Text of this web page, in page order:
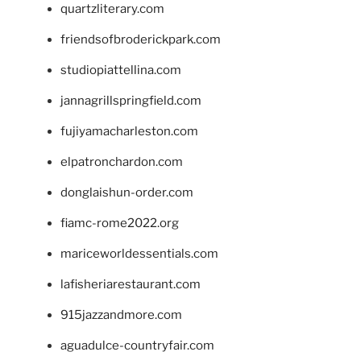
quartzliterary.com
friendsofbroderickpark.com
studiopiattellina.com
jannagrillspringfield.com
fujiyamacharleston.com
elpatronchardon.com
donglaishun-order.com
fiamc-rome2022.org
mariceworldessentials.com
lafisheriarestaurant.com
915jazzandmore.com
aguadulce-countryfair.com